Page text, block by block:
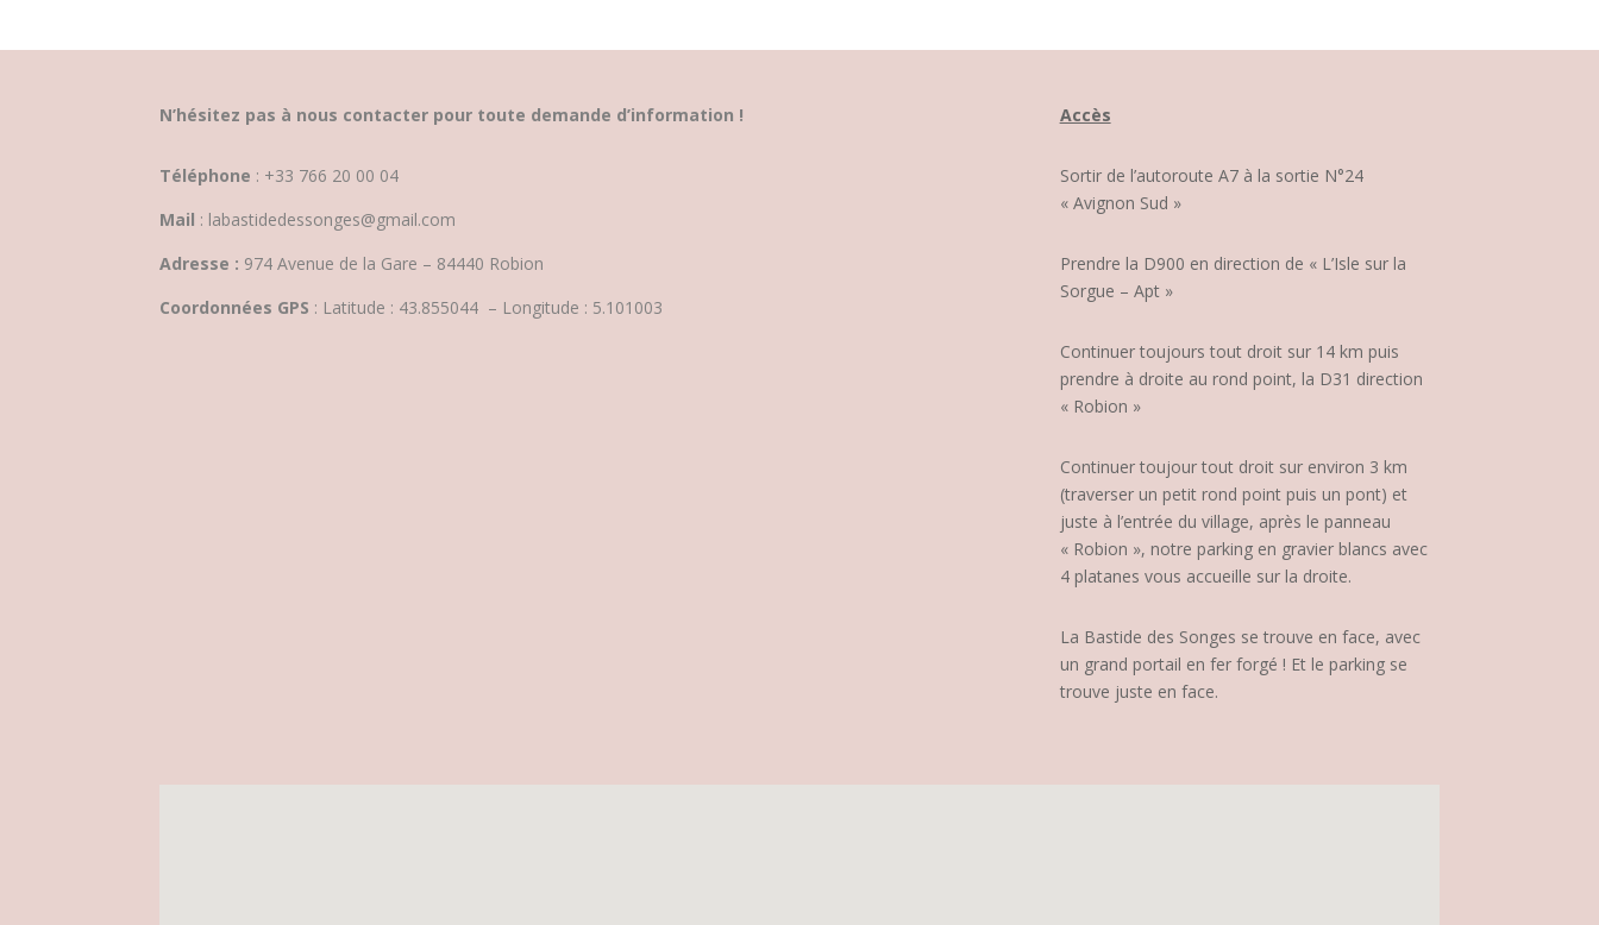
N’hésitez pas à nous contacter pour toute demande d’information !
Téléphone : +33 766 20 00 04
Mail : labastidedessonges@gmail.com
Adresse : 974 Avenue de la Gare – 84440 Robion
Coordonnées GPS : Latitude : 43.855044 – Longitude : 5.101003
Accès
Sortir de l’autoroute A7 à la sortie N°24
« Avignon Sud »
Prendre la D900 en direction de « L’Isle sur la
Sorgue – Apt »
Continuer toujours tout droit sur 14 km puis
prendre à droite au rond point, la D31 direction
« Robion »
Continuer toujour tout droit sur environ 3 km
(traverser un petit rond point puis un pont) et
juste à l’entrée du village, après le panneau
« Robion », notre parking en gravier blancs avec
4 platanes vous accueille sur la droite.
La Bastide des Songes se trouve en face, avec
un grand portail en fer forgé ! Et le parking se
trouve juste en face.